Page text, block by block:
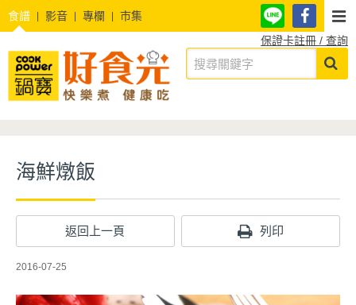
食譜 影音 專欄
市集
保證卡註冊 / 查詢
海鮮燉飯
返回上一頁 列印
2016-07-25